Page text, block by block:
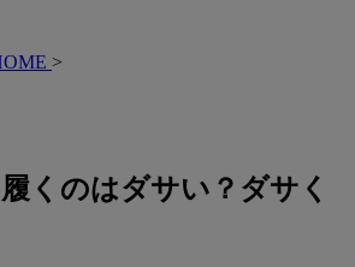
>
くのはダサい？ダサく